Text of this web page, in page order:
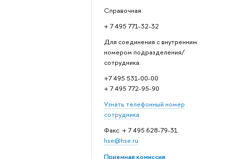
Справочная:
+ 7 495 771-32-32
Для соединения с внутренним
номером подразделения/
сотрудника:
+7 495 531-00-00
+ 7 495 772-95-90
Узнать телефонный номер
сотрудника
Факс: + 7 495 628-79-31
hse@hse.ru
Приемная комиссия